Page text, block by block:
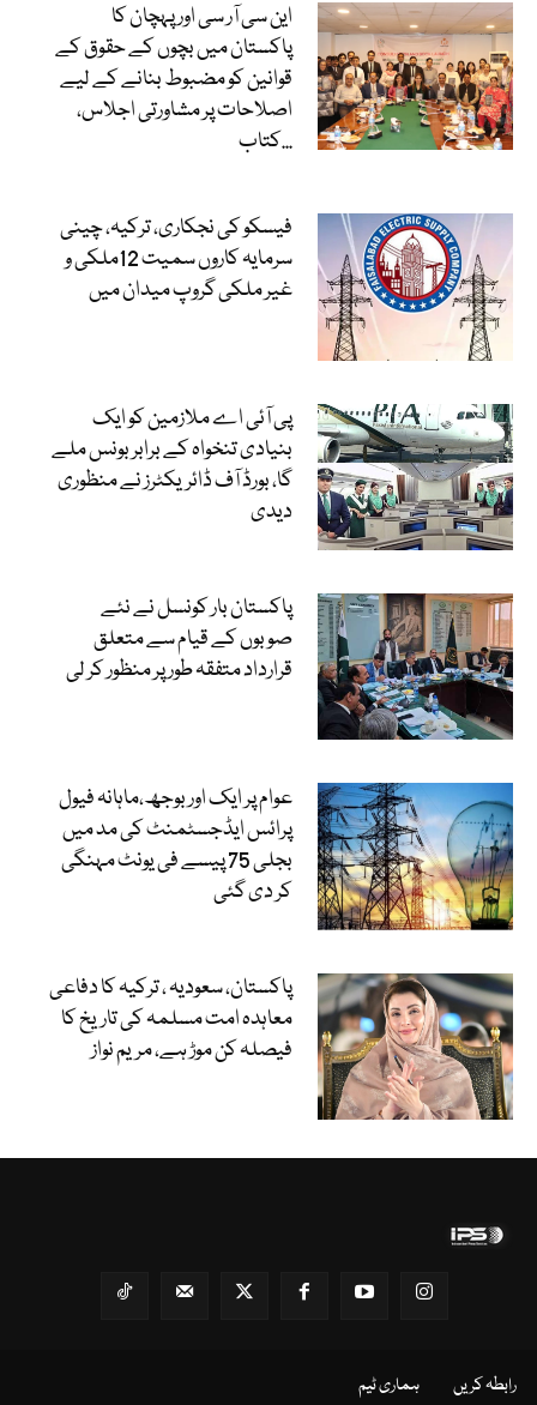
این سی آر سی اور پہچان کا
پاکستان میں بچوں کے حقوق کے
قوانین کو مضبوط بنانے کے لیے
اصلاحات پر مشاورتی اجلاس،
کتاب...
فیسکو کی نجکاری، ترکیہ، چینی
سرمایہ کاروں سمیت 12ملکی و
غیر ملکی گروپ میدان میں
پی آئی اے ملازمین کو ایک
بنیادی تنخواہ کے برابر بونس ملے
گا، بورڈ آف ڈائریکٹرز نے منظوری
دیدی
پاکستان بار کونسل نے نئے
صوبوں کے قیام سے متعلق
قرارداد متفقہ طور پر منظور کر لی
عوام پر ایک اور بوجھ،ماہانہ فیول
پرائس ایڈجسٹمنٹ کی مد میں
بجلی 75 پیسے فی یونٹ مہنگی
کر دی گئی
پاکستان، سعودیہ ، ترکیہ کا دفاعی
معاہدہ امت مسلمہ کی تاریخ کا
فیصلہ کن موڑ ہے، مریم نواز
رابطہ کریں ہماری ٹیم